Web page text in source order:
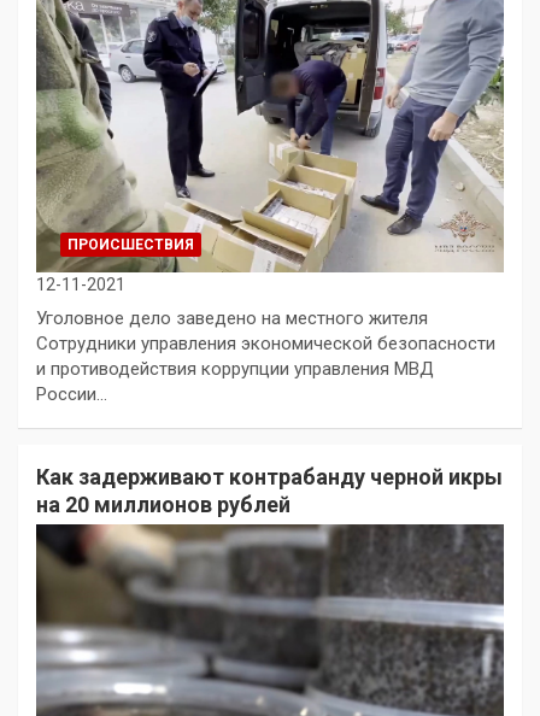
ПРОИСШЕСТВИЯ
12-11-2021
Уголовное дело заведено на местного жителя
Сотрудники управления экономической безопасности
и противодействия коррупции управления МВД
России…
Как задерживают контрабанду черной икры
на 20 миллионов рублей